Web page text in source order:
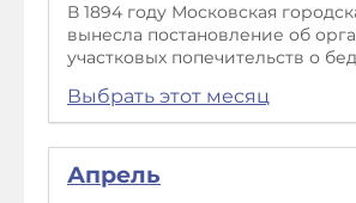
В 1894 году Московская
вынесла постановление об
участковых попечительств о
Выбрать этот месяц
Апрель